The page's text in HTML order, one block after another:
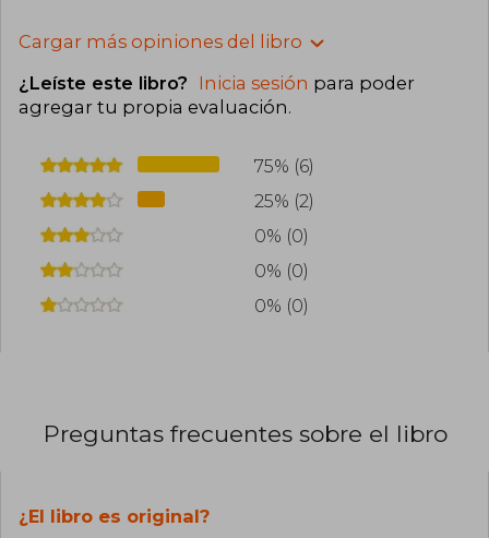
Cargar más opiniones del libro
¿Leíste este libro? Inicia sesión para poder
agregar tu propia evaluación.
75% (6)
25% (2)
0% (0)
0% (0)
0% (0)
Preguntas frecuentes sobre el libro
¿El libro es original?